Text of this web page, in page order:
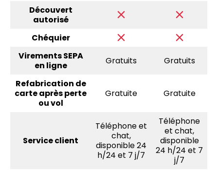
Découvert
autorisé
Chéquier
Virements SEPA
en ligne
Gratuits Gratuits
Refabrication de
carte après perte
ou vol
Gratuite Gratuite
Service client
Téléphone et
chat,
disponible 24
h/24 et 7 j/7
Téléphone
et chat,
disponible
24 h/24 et 7
j/7